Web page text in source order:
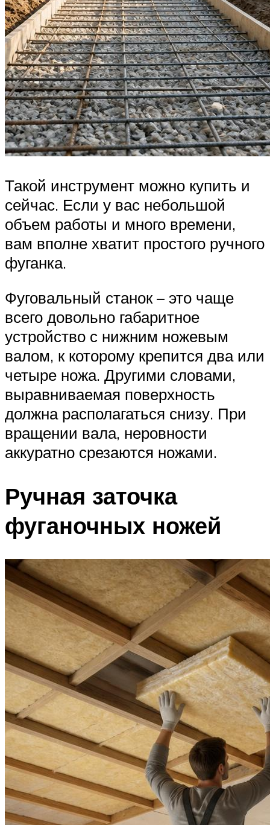
Такой инструмент можно купить и
сейчас. Если у вас небольшой
объем работы и много времени,
вам вполне хватит простого ручного
фуганка.
Фуговальный станок – это чаще
всего довольно габаритное
устройство с нижним ножевым
валом, к которому крепится два или
четыре ножа. Другими словами,
выравниваемая поверхность
должна располагаться снизу. При
вращении вала, неровности
аккуратно срезаются ножами.
Ручная заточка
фуганочных ножей